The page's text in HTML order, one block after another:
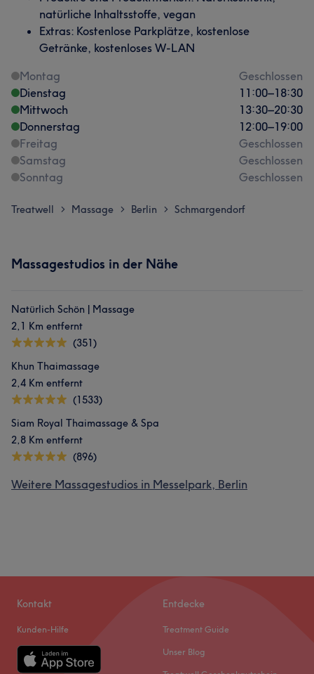
natürliche Inhaltsstoffe, vegan
Extras: Kostenlose Parkplätze, kostenlose
Getränke, kostenloses W-LAN
Montag
Geschlossen
Dienstag
11:00–18:30
Mittwoch
13:30–20:30
Donnerstag
12:00–19:00
Freitag
Geschlossen
Samstag
Geschlossen
Sonntag
Geschlossen
Treatwell > Massage > Berlin > Schmargendorf
Massagestudios in der Nähe
Natürlich Schön | Massage
2,1 Km entfernt
(351)
Khun Thaimassage
2,4 Km entfernt
(1533)
Siam Royal Thaimassage & Spa
2,8 Km entfernt
(896)
Weitere Massagestudios in Messelpark, Berlin
Kontakt
Kunden-Hilfe
Entdecke
Treatment Guide
Unser Blog